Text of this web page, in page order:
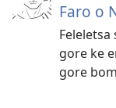
Faro o
gore ke
gore